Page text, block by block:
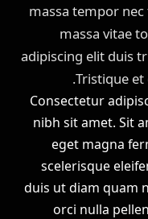
massa tempor
massa vitae
adipiscing elit duis
Tristique et
Consectetur
nibh sit amet. Sit
eget magna
scelerisque
duis ut diam quam
orci nulla